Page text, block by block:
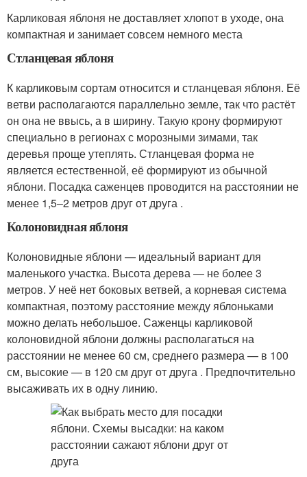
Карликовая яблоня не доставляет хлопот в уходе, она
компактная и занимает совсем немного места
Стланцевая яблоня
К карликовым сортам относится и стланцевая яблоня. Её
ветви располагаются параллельно земле, так что растёт
он она не ввысь, а в ширину. Такую крону формируют
специально в регионах с морозными зимами, так
деревья проще утеплять. Стланцевая форма не
является естественной, её формируют из обычной
яблони. Посадка саженцев проводится на расстоянии не
менее 1,5–2 метров друг от друга .
Колоновидная яблоня
Колоновидные яблони — идеальный вариант для
маленького участка. Высота дерева — не более 3
метров. У неё нет боковых ветвей, а корневая система
компактная, поэтому расстояние между яблоньками
можно делать небольшое. Саженцы карликовой
колоновидной яблони должны располагаться на
расстоянии не менее 60 см, среднего размера — в 100
см, высокие — в 120 см друг от друга . Предпочтительно
высаживать их в одну линию.